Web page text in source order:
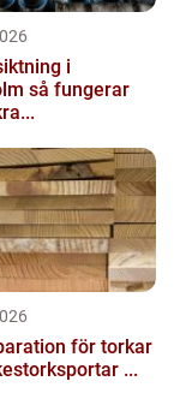
i
för torkar
och virkestorksportar ...